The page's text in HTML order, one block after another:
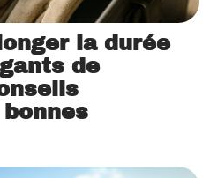
la durée
de